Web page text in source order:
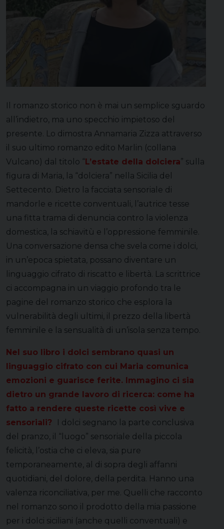
Il romanzo storico non è mai un semplice sguardo
all’indietro, ma uno specchio impietoso del
presente. Lo dimostra Annamaria Zizza attraverso
il suo ultimo romanzo edito Marlin (collana
Vulcano) dal titolo “L’estate della dolciera” sulla
figura di Maria, la “dolciera” nella Sicilia del
Settecento. Dietro la facciata sensoriale di
mandorle e ricette conventuali, l’autrice tesse
una fitta trama di denuncia contro la violenza
domestica, la schiavitù e l’oppressione femminile.
Una conversazione densa che svela come i dolci,
in un’epoca spietata, possano diventare un
linguaggio cifrato di riscatto e libertà. La scrittrice
ci accompagna in un viaggio profondo tra le
pagine del romanzo storico che esplora la
vulnerabilità degli ultimi, il prezzo della libertà
femminile e la sensualità di un’isola senza tempo.
Nel suo libro i dolci sembrano quasi un
linguaggio cifrato con cui Maria comunica
emozioni e guarisce ferite. Immagino ci sia
dietro un grande lavoro di ricerca: come ha
fatto a rendere queste ricette così vive e
sensoriali?
I dolci segnano la parte conclusiva
del pranzo, il “luogo” sensoriale della piccola
felicità, l’ostia che ci eleva, sia pure
temporaneamente, al di sopra degli affanni
quotidiani, del dolore, della perdita. Hanno una
valenza riconciliativa, per me. Quelli che racconto
nel romanzo sono il prodotto della mia passione
per i dolci siciliani (anche quelli conventuali) e